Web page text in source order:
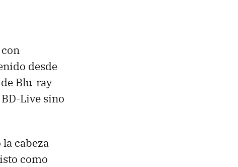
desde
Blu-ray
Live sino
cabeza
como